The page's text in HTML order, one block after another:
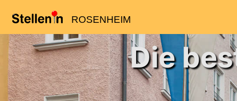
ROSENHEIM
Die